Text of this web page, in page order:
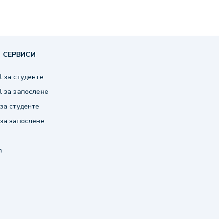
за студенте
за запослене
студенте
запослене